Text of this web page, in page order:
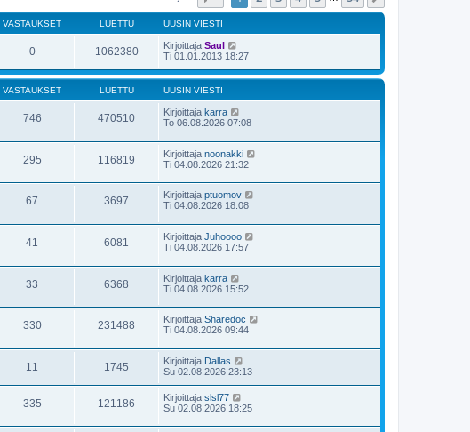
VASTAUKSET LUETTU UUSIN VIESTI
0 1062380 Kirjoittaja Saul
Ti 01.01.2013 18:27
VASTAUKSET LUETTU UUSIN VIESTI
746 470510 Kirjoittaja karra
To 06.08.2026 07:08
295 116819 Kirjoittaja noonakki
Ti 04.08.2026 21:32
67 3697 Kirjoittaja ptuomov
Ti 04.08.2026 18:08
41 6081 Kirjoittaja Juhoooo
Ti 04.08.2026 17:57
33 6368 Kirjoittaja karra
Ti 04.08.2026 15:52
330 231488 Kirjoittaja Sharedoc
Ti 04.08.2026 09:44
11 1745 Kirjoittaja Dallas
Su 02.08.2026 23:13
335 121186 Kirjoittaja slsl77
Su 02.08.2026 18:25